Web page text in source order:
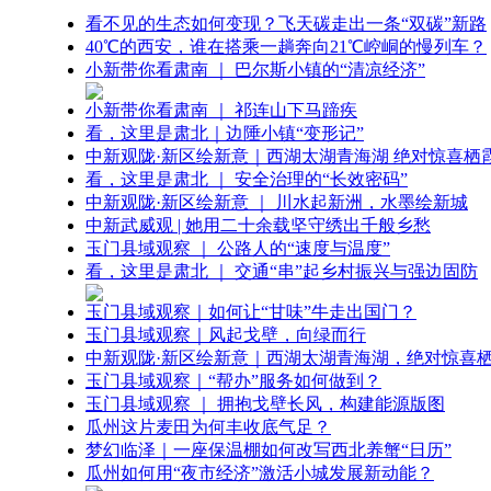
看不见的生态如何变现？飞天碳走出一条“双碳”新路
40℃的西安，谁在搭乘一趟奔向21℃崆峒的慢列车？
小新带你看肃南 ｜ 巴尔斯小镇的“清凉经济”
小新带你看肃南 ｜ 祁连山下马蹄疾
看，这里是肃北｜边陲小镇“变形记”
中新观陇·新区绘新意｜西湖太湖青海湖 绝对惊喜栖
看，这里是肃北 ｜ 安全治理的“长效密码”
中新观陇·新区绘新意 ｜ 川水起新洲，水墨绘新城
中新武威观 | 她用二十余载坚守绣出千般乡愁
玉门县域观察 ｜ 公路人的“速度与温度”
看，这里是肃北 ｜ 交通“串”起乡村振兴与强边固防
玉门县域观察｜如何让“甘味”牛走出国门？
玉门县域观察｜风起戈壁，向绿而行
中新观陇·新区绘新意｜西湖太湖青海湖，绝对惊喜
玉门县域观察｜“帮办”服务如何做到？
玉门县域观察 ｜ 拥抱戈壁长风，构建能源版图
瓜州这片麦田为何丰收底气足？
梦幻临泽｜一座保温棚如何改写西北养蟹“日历”
瓜州如何用“夜市经济”激活小城发展新动能？